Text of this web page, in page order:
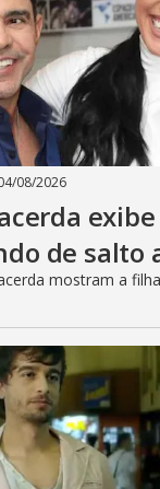
08/2026
de salto
mostram a